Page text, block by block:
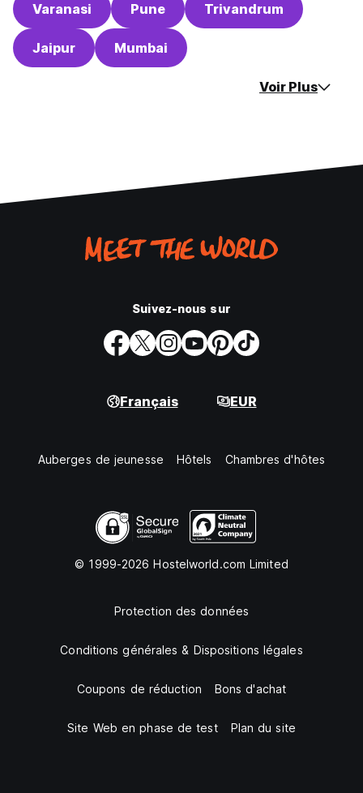
Varanasi Pune Trivandrum
Jaipur Mumbai
Voir Plus
Suivez-nous sur
Français EUR
Auberges de jeunesse Hôtels Chambres d'hôtes
© 1999-2026 Hostelworld.com Limited
Protection des données
Conditions générales & Dispositions légales
Coupons de réduction Bons d'achat
Site Web en phase de test Plan du site